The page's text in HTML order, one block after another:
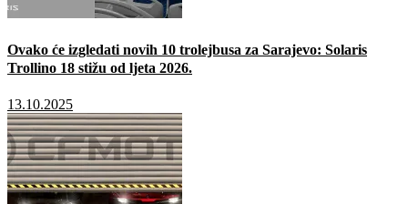
Ovako će izgledati novih 10 trolejbusa za Sarajevo: Solaris
Trollino 18 stižu od ljeta 2026.
13.10.2025